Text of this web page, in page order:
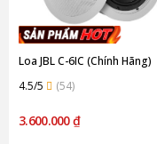
Loa JBL C-6IC (Chính Hãng)
4.5/5
(54)
3.600.000 ₫